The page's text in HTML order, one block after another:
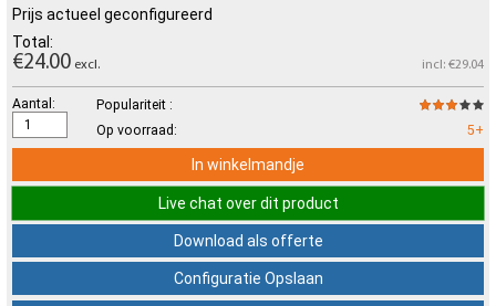
Prijs actueel geconfigureerd
Total:
€24.00 excl. incl: €29.04
Aantal:
Populariteit :
Op voorraad:
5+
In winkelmandje
Live chat over dit product
Download als offerte
Configuratie Opslaan